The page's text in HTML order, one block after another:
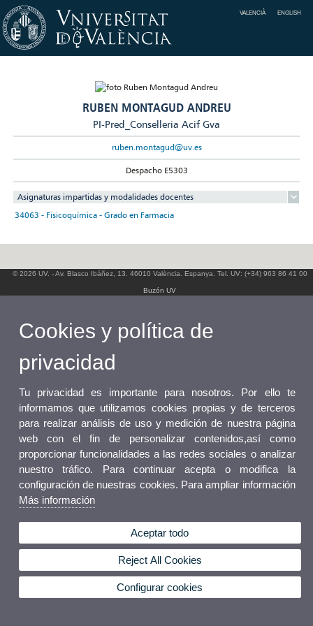
VALENCIÀ ENGLISH
RUBEN MONTAGUD ANDREU
PI-Pred_Conselleria Acif Gva
ruben.montagud@uv.es
Despacho E5303
Asignaturas impartidas y modalidades docentes
34063 - Fisicoquímica - Grado en Farmacia
© 2026 UV. - Av. Blasco Ibáñez, 13. 46010 València. Espanya. Tel. UV: (+34) 963 86 41 00
Buzón UV
Cookies y política de
privacidad
Tu privacidad es importante para nosotros. Por ello te
informamos que utilizamos cookies propias y de terceros
para realizar análisis de uso y medición de nuestra página
web con el fin de personalizar contenidos,así como
proporcionar funcionalidades a las redes sociales o analizar
nuestro tráfico. Para continuar acepta o modifica la
configuración de nuestras cookies. Para ampliar información
Más información
Aceptar todo
Reject All Cookies
Configurar cookies